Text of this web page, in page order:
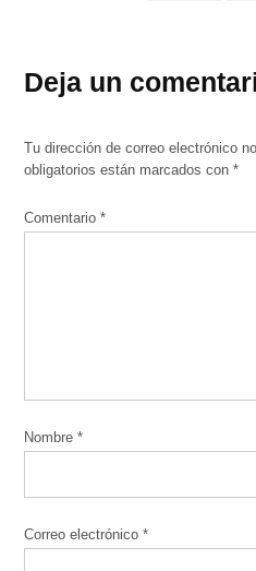
Deja un
Tu dirección de correo electrónico
obligatorios están marcados con*
Comentario*
Nombre*
Correo electrónico*